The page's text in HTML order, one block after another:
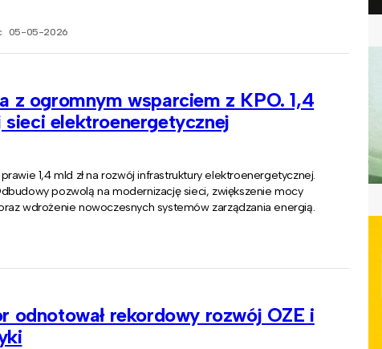
05-05-2026
z ogromnym wsparciem z KPO. 1,4
sieci elektroenergetycznej
1,4 mld zł na rozwój infrastruktury elektroenergetycznej.
pozwolą na modernizację sieci, zwiększenie mocy
wdrożenie nowoczesnych systemów zarządzania energią.
odnotował rekordowy rozwój OZE i